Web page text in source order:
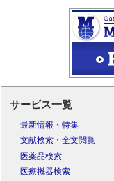
サービス一覧
最新情報・特集
文献検索・全文閲覧
医薬品検索
医療機器検索